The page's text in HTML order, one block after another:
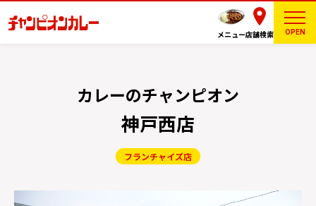
メニュー店舗検索 OPEN
カレーのチャンピオン
神戸西店
フランチャイズ店